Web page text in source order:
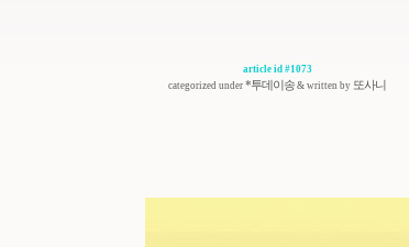
article id #1073
categorized under *투데이송 & written by 또사니